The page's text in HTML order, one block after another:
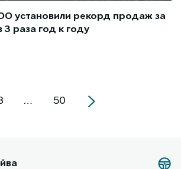
установили рекорд продаж за
раза год к году
… 50